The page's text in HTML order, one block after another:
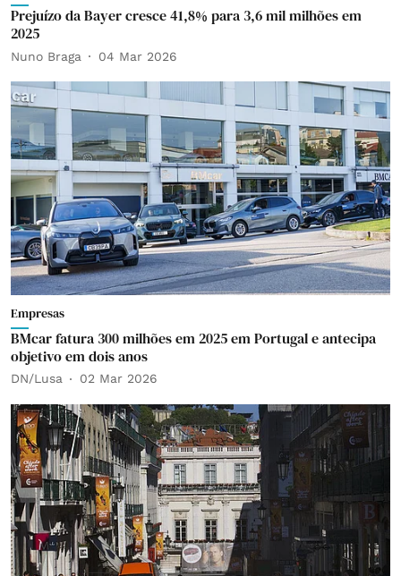
Prejuízo da Bayer cresce 41,8% para 3,6 mil milhões em
2025
Nuno Braga 04 Mar 2026
Empresas
BMcar fatura 300 milhões em 2025 em Portugal e antecipa
objetivo em dois anos
DN/Lusa 02 Mar 2026